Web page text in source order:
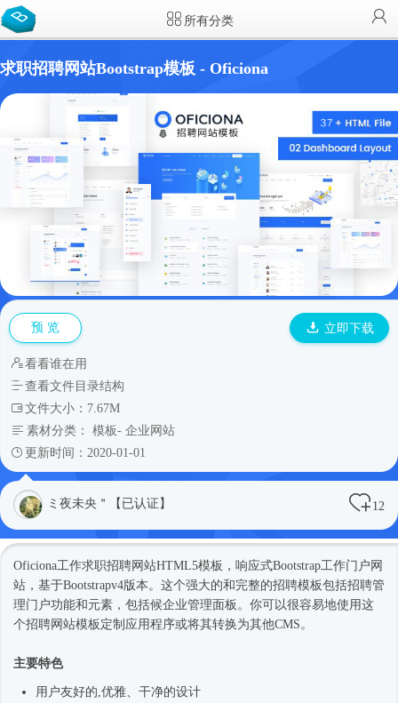
所有分类
求职招聘网站Bootstrap模板 - Oficiona
预 览 立即下载
看看谁在用
查看文件目录结构
文件大小：7.67M
素材分类： 模板- 企业网站
更新时间：2020-01-01
ミ夜未央＂【已认证】 12
Oficiona工作求职招聘网站HTML5模板 ， 响应式Bootstrap工作门户网
站，基于Bootstrapv4版本。这个强大的和完整的招聘模板包括招聘管
理门户功能和元素，包括候企业管理面板。你可以很容易地使用这
个招聘网站模板 定制应用程序或将其转换为其他CMS。
主要特色
用户友好的,优雅、干净的设计